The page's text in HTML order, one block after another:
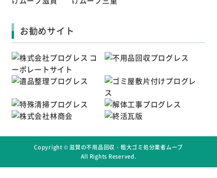
お勧めサイト
Copyright ©滋賀の不用品回収・粗大ゴミ処分業者ムーブ
All Rights Reserved.